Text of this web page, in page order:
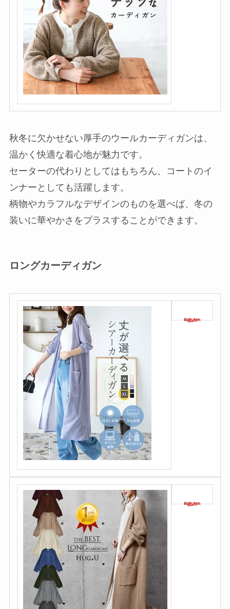
秋冬に欠かせない厚手のウールカーディガンは、
温かく快適な着心地が魅力です。
セーターの代わりとしてはもちろん、コートのイ
ンナーとしても活躍します。
柄物やカラフルなデザインのものを選べば、冬の
装いに華やかさをプラスすることができます。
ロングカーディガン